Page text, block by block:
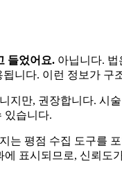
들었어요. 아닙니다.
니다. 이런 정보가
지만, 권장합니다. 시
있습니다.
는 평점 수집 도구를
표시되므로, 신뢰도